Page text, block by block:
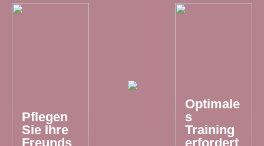
Pflegen
Sie Ihre
Freunds
Optimale
s
Training
erfordert